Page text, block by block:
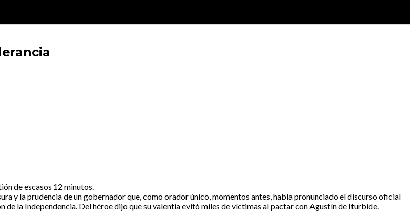
de escasos 12 minutos.
y la prudencia de un gobernador que, como orador único, momentos antes, había pronunciado el discurso oficial
la Independencia. Del héroe dijo que su valentía evitó miles de víctimas al pactar con Agustín de Iturbide.